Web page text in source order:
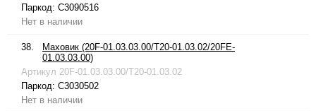
Паркод: C3090516
Нет в наличии
38.
Маховик (20F-01.03.03.00/T20-01.03.02/20FE-
01.03.03.00)
Артикул 20F-01.03.03.00/T20-01.03.02
Паркод: C3030502
Нет в наличии